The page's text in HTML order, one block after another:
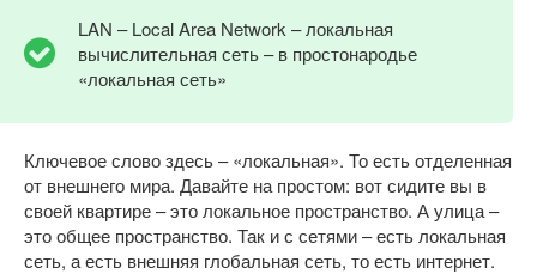
LAN – Local Area Network – локальная
вычислительная сеть – в простонародье
«локальная сеть»
Ключевое слово здесь – «локальная». То есть отделенная
от внешнего мира. Давайте на простом: вот сидите вы в
своей квартире – это локальное пространство. А улица –
это общее пространство. Так и с сетями – есть локальная
сеть, а есть внешняя глобальная сеть, то есть интернет.